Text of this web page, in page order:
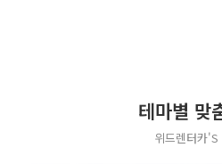
테마별 맞
위드렌터카'S